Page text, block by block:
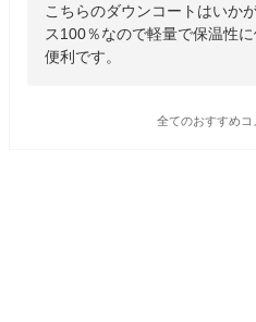
こちらのダウンコートはいか
ス100％なので軽量で保温性
便利です。
全てのおすすめコ